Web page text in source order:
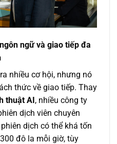
ngữ và giao tiếp đa
nhiều cơ hội, nhưng nó
thức về giao tiếp. Thay
thuật AI, nhiều công ty
dịch viên chuyên
dịch có thể khá tốn
đô la mỗi giờ, tùy